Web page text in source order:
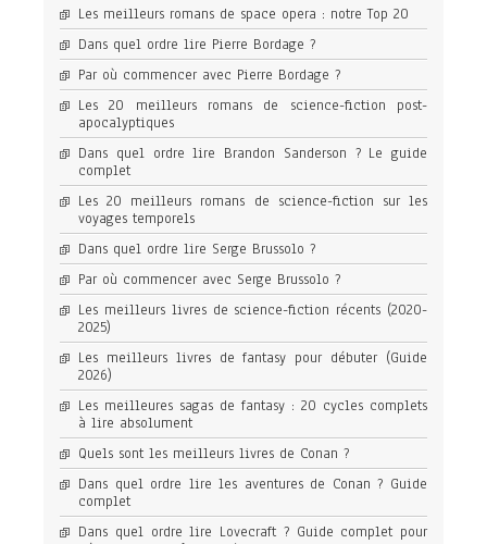
Les meilleurs romans de space opera : notre Top 20
Dans quel ordre lire Pierre Bordage ?
Par où commencer avec Pierre Bordage ?
Les 20 meilleurs romans de science-fiction post-
apocalyptiques
Dans quel ordre lire Brandon Sanderson ? Le guide
complet
Les 20 meilleurs romans de science-fiction sur les
voyages temporels
Dans quel ordre lire Serge Brussolo ?
Par où commencer avec Serge Brussolo ?
Les meilleurs livres de science-fiction récents (2020-
2025)
Les meilleurs livres de fantasy pour débuter (Guide
2026)
Les meilleures sagas de fantasy : 20 cycles complets
à lire absolument
Quels sont les meilleurs livres de Conan ?
Dans quel ordre lire les aventures de Conan ? Guide
complet
Dans quel ordre lire Lovecraft ? Guide complet pour